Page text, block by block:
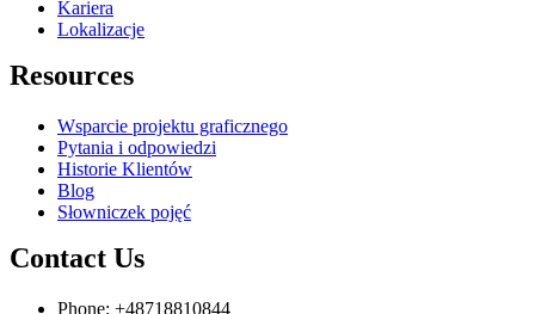
Kariera
Lokalizacje
Resources
Wsparcie projektu graficznego
Pytania i odpowiedzi
Historie Klientów
Blog
Słowniczek pojęć
Contact Us
Phone: +48718810844